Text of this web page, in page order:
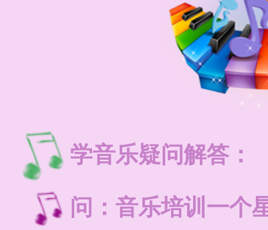
学音乐疑问解答：
问：音乐培训一个